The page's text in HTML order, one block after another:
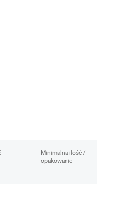
Minimalna ilość /
opakowanie